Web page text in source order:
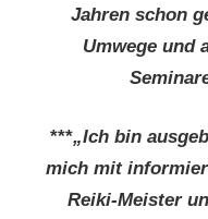
Jahren schon
Umwege und
***„Ich bin
mich mit
Reiki-Meister